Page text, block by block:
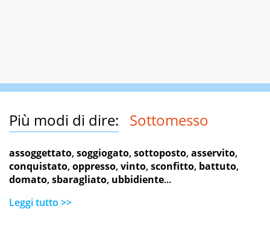
Più modi di dire: Sottomesso
assoggettato,soggiogato,sottoposto,asservito,
conquistato,oppresso,vinto,sconfitto, battuto,
domato,sbaragliato, ubbidiente...
Leggi tutto >>